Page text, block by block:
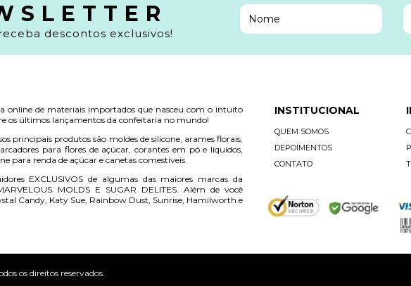
descontos exclusivos!
online de materiais importados que nasceu com o intuito
os últimos lançamentos da confeitaria no mundo!
principais produtos são moldes de silicone, arames florais,
para flores de açúcar, corantes em pó e líquidos,
para renda de açúcar e canetas comestíveis.
EXCLUSIVOS de algumas das maiores marcas da
MOLDS E SUGAR DELITES. Além de você
Candy, Katy Sue, Rainbow Dust, Sunrise, Hamilworth e
INSTITUCIONAL
QUEM SOMOS
DEPOIMENTOS
CONTATO
os direitos reservados.